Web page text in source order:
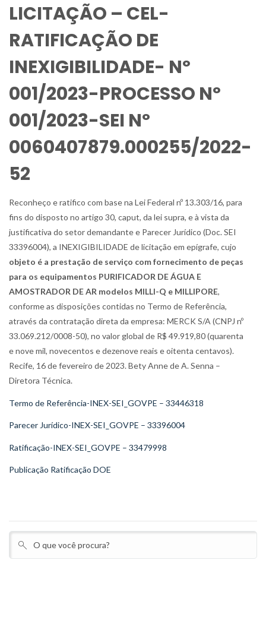
LICITAÇÃO – CEL-
RATIFICAÇÃO DE
INEXIGIBILIDADE- Nº
001/2023-PROCESSO Nº
001/2023-SEI Nº
0060407879.000255/2022-
52
Reconheço e ratifico com base na Lei Federal nº 13.303/16, para
fins do disposto no artigo 30, caput, da lei supra, e à vista da
justificativa do setor demandante e Parecer Jurídico (Doc. SEI
33396004), a INEXIGIBILIDADE de licitação em epígrafe, cujo
objeto é a prestação de serviço com fornecimento de peças
para os equipamentos PURIFICADOR DE ÁGUA E
AMOSTRADOR DE AR modelos MILLI-Q e MILLIPORE,
conforme as disposições contidas no Termo de Referência,
através da contratação direta da empresa: MERCK S/A (CNPJ nº
33.069.212/0008-50), no valor global de R$ 49.919,80 (quarenta
e nove mil, novecentos e dezenove reais e oitenta centavos).
Recife, 16 de fevereiro de 2023. Bety Anne de A. Senna –
Diretora Técnica.
Termo de Referência-INEX-SEI_GOVPE – 33446318
Parecer Jurídico-INEX-SEI_GOVPE – 33396004
Ratificação-INEX-SEI_GOVPE – 33479998
Publicação Ratificação DOE